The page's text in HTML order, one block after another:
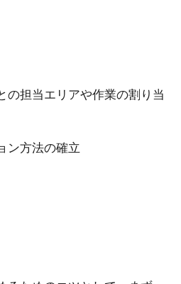
の担当エリアや作業の割り当
ン方法の確立